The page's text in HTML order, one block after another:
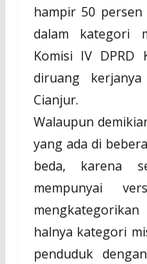
hampir 50
dalam kategori
Komisi IV DPRD
diruang
Cianjur.
Walaupun
yang ada di
beda, karena
mempunyai
halnya kategori
penduduk